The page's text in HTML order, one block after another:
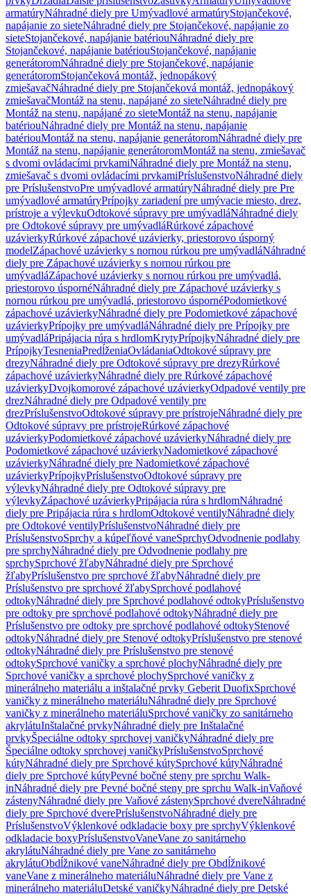
armatúryNáhradné diely pre Umývadlové armatúryStojančekové,
napájanie zo sieteNáhradné diely pre Stojančekové, napájanie zo
sieteStojančekové, napájanie batériouNáhradné diely pre
Stojančekové, napájanie batériouStojančekové, napájanie
generátoromNáhradné diely pre Stojančekové, napájanie
generátoromStojančeková montáž, jednopákový
zmiešavačNáhradné diely pre Stojančeková montáž, jednopákový
zmiešavačMontáž na stenu, napájané zo sieteNáhradné diely pre
Montáž na stenu, napájané zo sieteMontáž na stenu, napájanie
batériouNáhradné diely pre Montáž na stenu, napájanie
batériouMontáž na stenu, napájanie generátoromNáhradné diely pre
Montáž na stenu, napájanie generátoromMontáž na stenu, zmiešavač
s dvomi ovládacími prvkamiNáhradné diely pre Montáž na stenu,
zmiešavač s dvomi ovládacími prvkamiPríslušenstvoNáhradné diely
pre PríslušenstvoPre umývadlové armatúryNáhradné diely pre Pre
umývadlové armatúryPrípojky zariadení pre umývacie miesto, drez,
prístroje a výlevkuOdtokové súpravy pre umývadláNáhradné diely
pre Odtokové súpravy pre umývadláRúrkové zápachové
uzávierkyRúrkové zápachové uzávierky, priestorovo úsporný
modelZápachové uzávierky s nornou rúrkou pre umývadláNáhradné
diely pre Zápachové uzávierky s nornou rúrkou pre
umývadláZápachové uzávierky s nornou rúrkou pre umývadlá,
priestorovo úspornéNáhradné diely pre Zápachové uzávierky s
nornou rúrkou pre umývadlá, priestorovo úspornéPodomietkové
zápachové uzávierkyNáhradné diely pre Podomietkové zápachové
uzávierkyPrípojky pre umývadláNáhradné diely pre Prípojky pre
umývadláPripájacia rúra s hrdlomKrytyPrípojkyNáhradné diely pre
PrípojkyTesneniaPredĺženiaOvládaniaOdtokové súpravy pre
drezyNáhradné diely pre Odtokové súpravy pre drezyRúrkové
zápachové uzávierkyNáhradné diely pre Rúrkové zápachové
uzávierkyDvojkomorové zápachové uzávierkyOdpadové ventily pre
drezNáhradné diely pre Odpadové ventily pre
drezPríslušenstvoOdtokové súpravy pre prístrojeNáhradné diely pre
Odtokové súpravy pre prístrojeRúrkové zápachové
uzávierkyPodomietkové zápachové uzávierkyNáhradné diely pre
Podomietkové zápachové uzávierkyNadomietkové zápachové
uzávierkyNáhradné diely pre Nadomietkové zápachové
uzávierkyPrípojkyPríslušenstvoOdtokové súpravy pre
výlevkyNáhradné diely pre Odtokové súpravy pre
výlevkyZápachové uzávierkyPripájacia rúra s hrdlomNáhradné
diely pre Pripájacia rúra s hrdlomOdtokové ventilyNáhradné diely
pre Odtokové ventilyPríslušenstvoNáhradné diely pre
PríslušenstvoSprchy a kúpeľňové vaneSprchyOdvodnenie podlahy
pre sprchyNáhradné diely pre Odvodnenie podlahy pre
sprchySprchové žľabyNáhradné diely pre Sprchové
žľabyPríslušenstvo pre sprchové žľabyNáhradné diely pre
Príslušenstvo pre sprchové žľabySprchové podlahové
odtokyNáhradné diely pre Sprchové podlahové odtokyPríslušenstvo
pre odtoky pre sprchové podlahové odtokyNáhradné diely pre
Príslušenstvo pre odtoky pre sprchové podlahové odtokyStenové
odtokyNáhradné diely pre Stenové odtokyPríslušenstvo pre stenové
odtokyNáhradné diely pre Príslušenstvo pre stenové
odtokySprchové vaničky a sprchové plochyNáhradné diely pre
Sprchové vaničky a sprchové plochySprchové vaničky z
minerálneho materiálu a inštalačné prvky Geberit DuofixSprchové
vaničky z minerálneho materiáluNáhradné diely pre Sprchové
vaničky z minerálneho materiáluSprchové vaničky zo sanitárneho
akrylátuInštalačné prvkyNáhradné diely pre Inštalačné
prvkyŠpeciálne odtoky sprchovej vaničkyNáhradné diely pre
Špeciálne odtoky sprchovej vaničkyPríslušenstvoSprchové
kútyNáhradné diely pre Sprchové kútySprchové kútyNáhradné
diely pre Sprchové kútyPevné bočné steny pre sprchu Walk-
inNáhradné diely pre Pevné bočné steny pre sprchu Walk-inVaňové
zástenyNáhradné diely pre Vaňové zástenySprchové dvereNáhradné
diely pre Sprchové dverePríslušenstvoNáhradné diely pre
PríslušenstvoVýklenkové odkladacie boxy pre sprchyVýklenkové
odkladacie boxyPríslušenstvoVaneVane zo sanitárneho
akrylátuNáhradné diely pre Vane zo sanitárneho
akrylátuObdĺžnikové vaneNáhradné diely pre Obdĺžnikové
vaneVane z minerálneho materiáluNáhradné diely pre Vane z
minerálneho materiáluDetské vaničkyNáhradné diely pre Detské